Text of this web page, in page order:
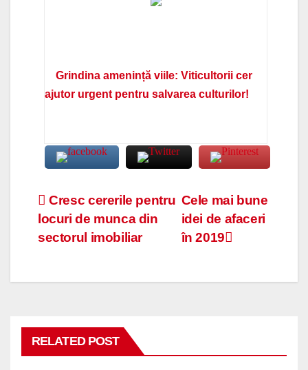
Grindina amenință viile: Viticultorii cer
ajutor urgent pentru salvarea culturilor!
Navigare
în
Cele mai bune
idei de afaceri
în 2019
Cresc cererile pentru
locuri de munca din
sectorul imobiliar
RELATED POST